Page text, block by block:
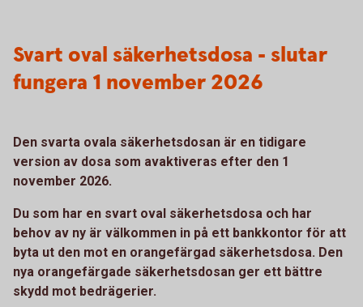
Svart oval säkerhetsdosa - slutar
fungera 1 november 2026
Den svarta ovala säkerhetsdosan är en tidigare
version av dosa som avaktiveras efter den 1
november 2026.
Du som har en svart oval säkerhetsdosa och har
behov av ny är välkommen in på ett bankkontor för att
byta ut den mot en orangefärgad säkerhetsdosa. Den
nya orangefärgade säkerhetsdosan ger ett bättre
skydd mot bedrägerier.